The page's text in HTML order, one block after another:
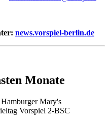
news.vorspiel-berlin.de
Monate
Mary's
Vorspiel 2-BSC